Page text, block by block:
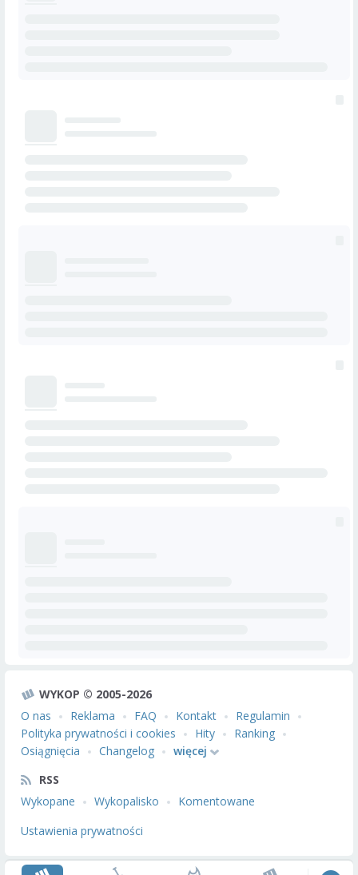
WYKOP © 2005-2026
O nas
Reklama FAQ Kontakt
Regulamin
Polityka prywatności i cookies
Hity
Ranking
Osiągnięcia
Changelog
więcej
RSS
Wykopane
Wykopalisko
Komentowane
Ustawienia prywatności